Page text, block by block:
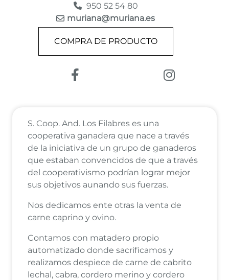
950 52 54 80
muriana@muriana.es
COMPRA DE PRODUCTO
Enlace a Facebook Enlace a
S. Coop. And. Los Filabres es una
cooperativa ganadera que nace a través
de la iniciativa de un grupo de ganaderos
que estaban convencidos de que a través
del cooperativismo podrían lograr mejor
sus objetivos aunando sus fuerzas.
Nos dedicamos ente otras la venta de
carne caprino y ovino.
Contamos con matadero propio
automatizado donde sacrificamos y
realizamos despiece de carne de cabrito
lechal, cabra, cordero merino y cordero